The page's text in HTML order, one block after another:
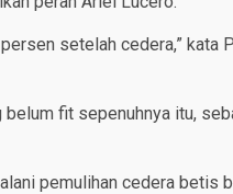
setelah cedera,” kata
fit sepenuhnya itu,
pemulihan cedera betis